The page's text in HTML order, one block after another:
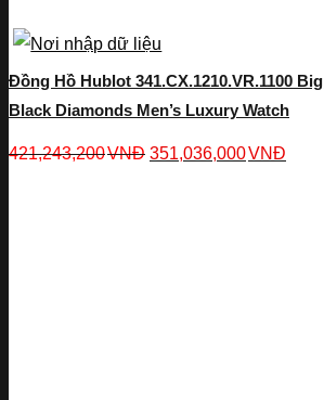
Đồng Hồ Hublot 341.CX.1210.VR.1100
Black Diamonds Men’s Luxury Watch
421,243,200VNĐ 351,036,000VNĐ